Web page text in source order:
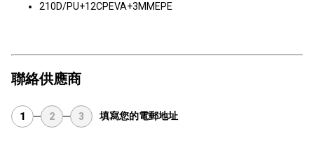
210D/PU+12CPEVA+3MMEPE
聯絡供應商
1 2 3 填寫您的電郵地址